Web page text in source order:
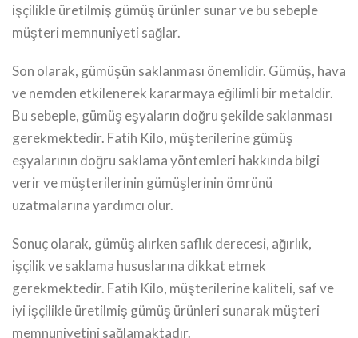
işçilikle üretilmiş gümüş ürünler sunar ve bu sebeple
müşteri memnuniyeti sağlar.
Son olarak, gümüşün saklanması önemlidir. Gümüş, hava
ve nemden etkilenerek kararmaya eğilimli bir metaldir.
Bu sebeple, gümüş eşyaların doğru şekilde saklanması
gerekmektedir. Fatih Kilo, müşterilerine gümüş
eşyalarının doğru saklama yöntemleri hakkında bilgi
verir ve müşterilerinin gümüşlerinin ömrünü
uzatmalarına yardımcı olur.
Sonuç olarak, gümüş alırken saflık derecesi, ağırlık,
işçilik ve saklama hususlarına dikkat etmek
gerekmektedir. Fatih Kilo, müşterilerine kaliteli, saf ve
iyi işçilikle üretilmiş gümüş ürünleri sunarak müşteri
memnuniyetini sağlamaktadır.